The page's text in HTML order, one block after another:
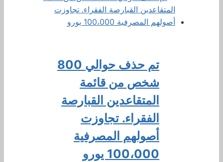
تم حذف حوالي 800
شخص من قائمة
المتقاعدين القبارصة
الفقراء. تجاوزت
أصولهم المصرفية
100،000 يورو